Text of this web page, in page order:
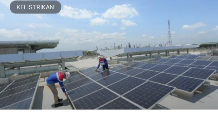
KELISTRIKAN